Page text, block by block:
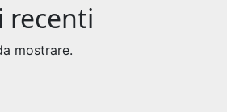
recenti
mostrare.